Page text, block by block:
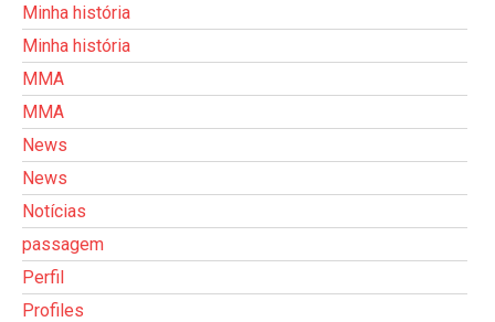
Minha história
Minha história
MMA
MMA
News
News
Notícias
passagem
Perfil
Profiles